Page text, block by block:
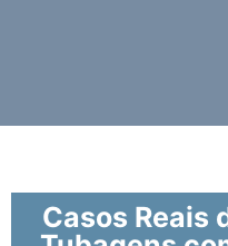
Casos Reais